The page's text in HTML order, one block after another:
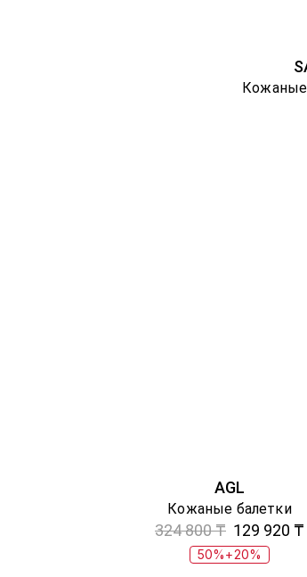
AGL
Кожаные балетки
324 800 ₸ 129 920 ₸
50%+20%